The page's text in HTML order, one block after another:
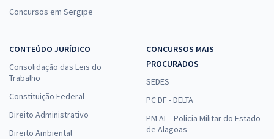
Concursos em Sergipe
CONTEÚDO JURÍDICO
Consolidação das Leis do
Trabalho
Constituição Federal
Direito Administrativo
Direito Ambiental
CONCURSOS MAIS
PROCURADOS
SEDES
PC DF - DELTA
PM AL - Polícia Militar do Estado
de Alagoas